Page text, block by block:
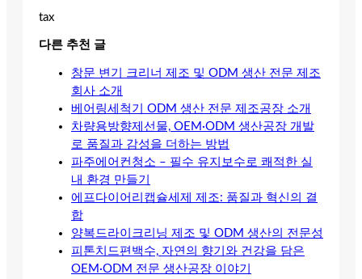
tax
다른 추천 글
창문 변기 크리너 제조 및 ODM 생산 전문 제조
회사 소개
베어링세척기 ODM 생산 전문 제조공장 소개
차량용방향제선물, OEM·ODM 생산공장 개발
로 품질과 감성을 더하는 방법
파주에어컨청소 – 필수 유지보수로 쾌적한 실
내 환경 만들기
에프다이어리캡슐세제 제조: 품질과 혁신의 결
합
양복드라이크리닝 제조 및 ODM 생산의 전문성
피톤치드편백수, 자연의 향기와 건강을 담은
OEM·ODM 전문 생산공장 이야기